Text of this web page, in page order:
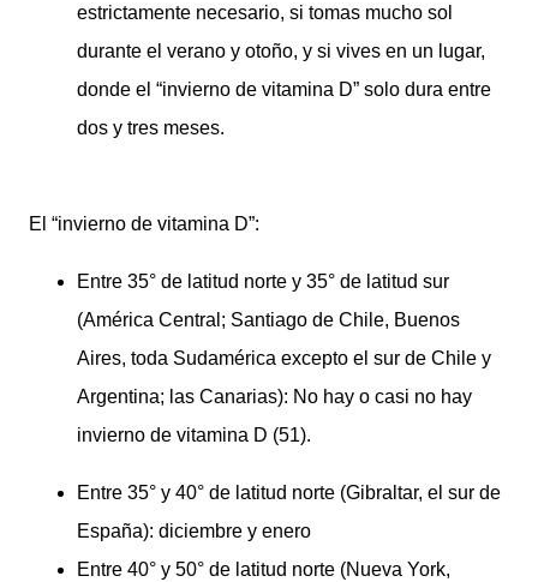
estrictamente necesario, si tomas mucho sol
durante el verano y otoño, y si vives en un lugar,
donde el “invierno de vitamina D” solo dura entre
dos y tres meses.
El “invierno de vitamina D”:
Entre 35° de latitud norte y 35° de latitud sur
(América Central; Santiago de Chile, Buenos
Aires, toda Sudamérica excepto el sur de Chile y
Argentina; las Canarias): No hay o casi no hay
invierno de vitamina D (51).
Entre 35° y 40° de latitud norte (Gibraltar, el sur de
España): diciembre y enero
Entre 40° y 50° de latitud norte (Nueva York,